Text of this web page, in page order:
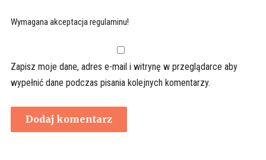
Wymagana akceptacja regulaminu!
Zapisz moje dane, adres e-mail i witrynę w przeglądarce aby
wypełnić dane podczas pisania kolejnych komentarzy.